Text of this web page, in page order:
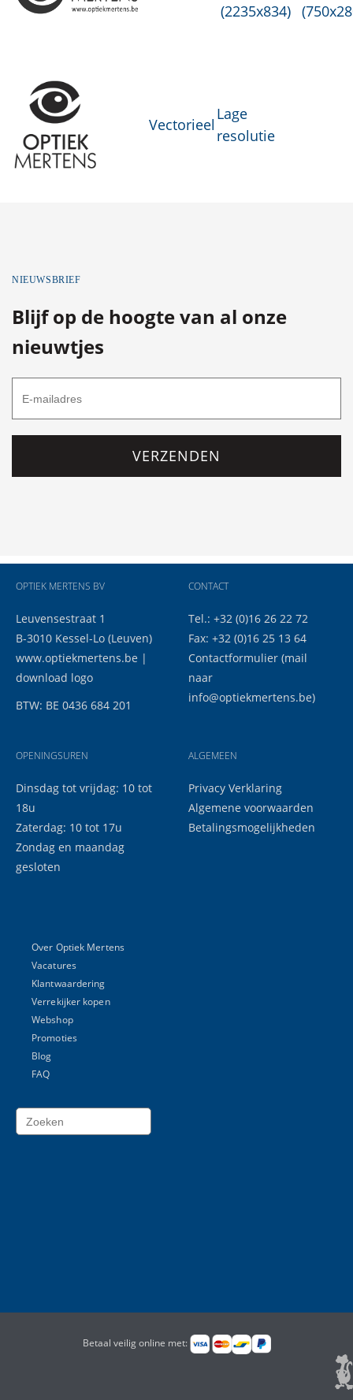
(2235x834)
Vectorieel
Lage
resolutie
NIEUWSBRIEF
Blijf op de hoogte van al onze
nieuwtjes
VERZENDEN
OPTIEK MERTENS BV
Leuvensestraat 1
B-3010 Kessel-Lo (Leuven)
www.optiekmertens.be |
download logo
BTW: BE 0436 684 201
OPENINGSUREN
Dinsdag tot vrijdag: 10 tot
18u
Zaterdag: 10 tot 17u
Zondag en maandag
gesloten
CONTACT
Tel.: +32 (0)16 26 22 72
Fax: +32 (0)16 25 13 64
Contactformulier (mail
naar
info@optiekmertens.be)
ALGEMEEN
Privacy Verklaring
Algemene voorwaarden
Betalingsmogelijkheden
Over Optiek Mertens
Vacatures
Klantwaardering
Verrekijker kopen
Webshop
Promoties
Blog
FAQ
Betaal veilig online met: